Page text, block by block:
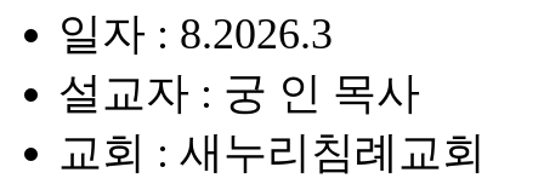
일자 : 8.2026.3
설교자 : 궁 인 목사
교회 : 새누리침례교회